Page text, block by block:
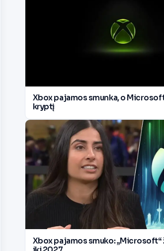
Xbox pajamos smunka, o
kryptį
Xbox pajamos smuko: „Microsoft“